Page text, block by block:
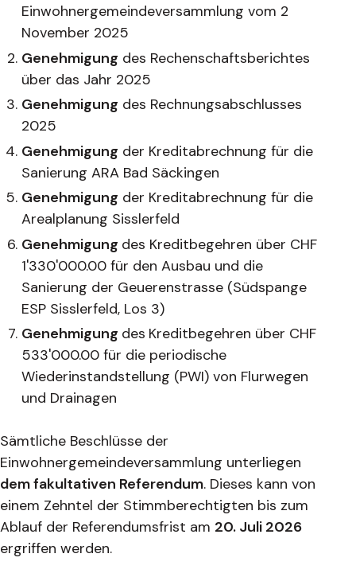
Einwohnergemeindeversammlung vom 2
November 2025
Genehmigung des Rechenschaftsberichtes
über das Jahr 2025
Genehmigung des Rechnungsabschlusses
2025
Genehmigung der Kreditabrechnung für die
Sanierung ARA Bad Säckingen
Genehmigung der Kreditabrechnung für die
Arealplanung Sisslerfeld
Genehmigung des Kreditbegehren über CHF
1'330'000.00 für den Ausbau und die
Sanierung der Geuerenstrasse (Südspange
ESP Sisslerfeld, Los 3)
Genehmigung des Kreditbegehren über CHF
533'000.00 für die periodische
Wiederinstandstellung (PWI) von Flurwegen
und Drainagen
Sämtliche Beschlüsse der
Einwohnergemeindeversammlung unterliegen
dem fakultativen Referendum. Dieses kann von
einem Zehntel der Stimmberechtigten bis zum
Ablauf der Referendumsfrist am 20. Juli 2026
ergriffen werden.